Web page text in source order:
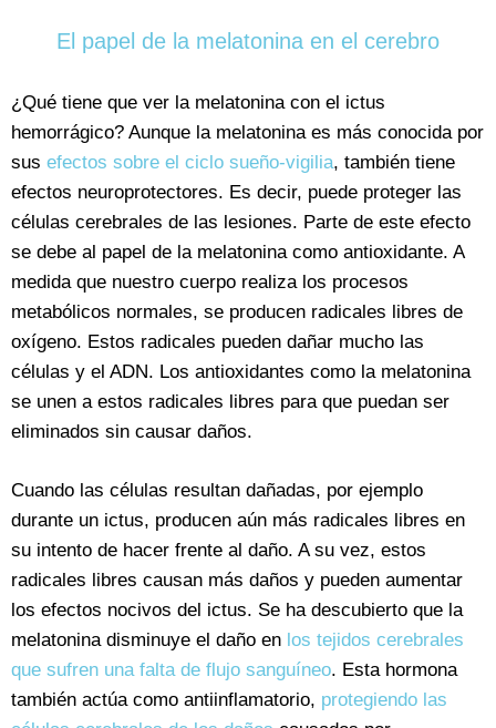
El papel de la melatonina en el cerebro
¿Qué tiene que ver la melatonina con el ictus
hemorrágico? Aunque la melatonina es más conocida por
sus efectos sobre el ciclo sueño-vigilia, también tiene
efectos neuroprotectores. Es decir, puede proteger las
células cerebrales de las lesiones. Parte de este efecto
se debe al papel de la melatonina como antioxidante. A
medida que nuestro cuerpo realiza los procesos
metabólicos normales, se producen radicales libres de
oxígeno. Estos radicales pueden dañar mucho las
células y el ADN. Los antioxidantes como la melatonina
se unen a estos radicales libres para que puedan ser
eliminados sin causar daños.
Cuando las células resultan dañadas, por ejemplo
durante un ictus, producen aún más radicales libres en
su intento de hacer frente al daño. A su vez, estos
radicales libres causan más daños y pueden aumentar
los efectos nocivos del ictus. Se ha descubierto que la
melatonina disminuye el daño en los tejidos cerebrales
que sufren una falta de flujo sanguíneo. Esta hormona
también actúa como antiinflamatorio, protegiendo las